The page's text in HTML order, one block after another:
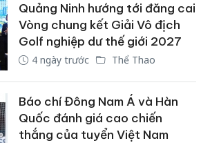
Quảng Ninh hướng tới đăng cai
Vòng chung kết Giải Vô địch
Golf nghiệp dư thế giới 2027
4 ngày trước Thể Thao
Báo chí Đông Nam Á và Hàn
Quốc đánh giá cao chiến
thắng của tuyển Việt Nam